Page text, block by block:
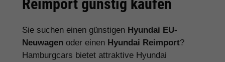
Reimport günstig kaufen
Sie suchen einen günstigen Hyundai EU-
Neuwagen oder einen Hyundai Reimport?
Hamburgcars bietet attraktive Hyundai